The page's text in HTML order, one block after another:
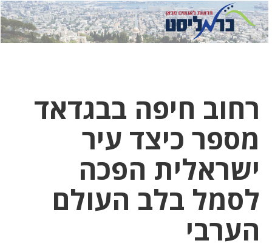
לחץ
כאן
לחץ
כדי
רחוב חיפה בבגדאד
מספר כיצד עיר
ישראלית הפכה
לסמל בלב העולם
הערבי